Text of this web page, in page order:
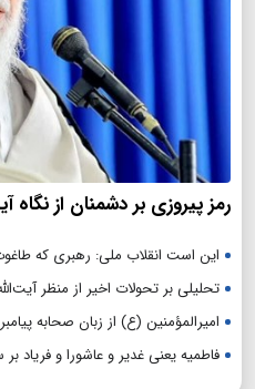
رمز پیروزی بر دشمنان از نگاه
این است انقلاب ملی: رهبری که
تحلیلی بر تحولات اخیر از منظر
امیرالمؤمنین (ع) از زبان صحابه
فاطمیه یعنی غدیر و عاشورا و فریاد